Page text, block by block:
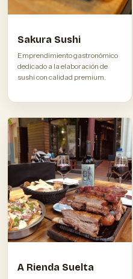
Sakura Sushi
Emprendimiento gastronómico
dedicado a la elaboración de
sushi con calidad premium.
A Rienda Suelta